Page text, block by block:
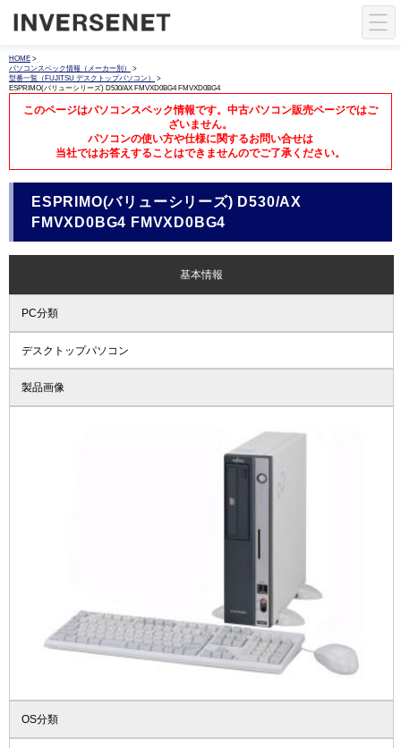
HOME >
パソコンスペック情報（メーカー別）
>
型番一覧（FUJITSU デスクトップパソコン）
>
ESPRIMO(バリューシリーズ) D530/AX FMVXD0BG4 FMVXD0BG4
このページはパソコンスペック情報です。中古パソコン販売ページではご
ざいません。
パソコンの使い方や仕様に関するお問い合せは
当社ではお答えすることはできませんのでご了承ください。
ESPRIMO(バリューシリーズ) D530/AX
FMVXD0BG4 FMVXD0BG4
基本情報
PC分類
デスクトップパソコン
製品画像
OS分類